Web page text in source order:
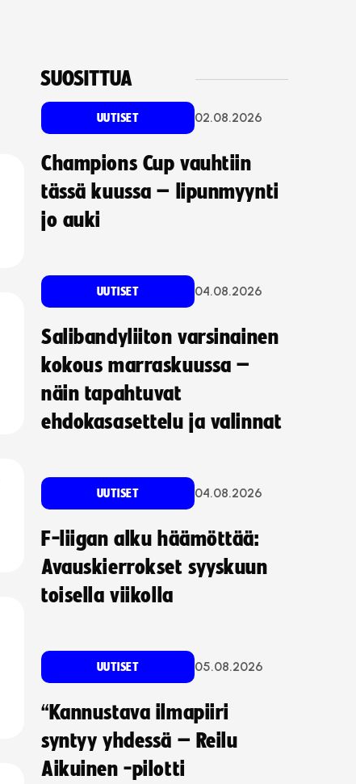
SUOSITTUA
UUTISET 02.08.2026
Champions Cup vauhtiin
tässä kuussa – lipunmyynti
jo auki
UUTISET 04.08.2026
Salibandyliiton varsinainen
kokous marraskuussa –
näin tapahtuvat
ehdokasasettelu ja valinnat
UUTISET 04.08.2026
F-liigan alku häämöttää:
Avauskierrokset syyskuun
toisella viikolla
UUTISET 05.08.2026
“Kannustava ilmapiiri
syntyy yhdessä – Reilu
Aikuinen -pilotti